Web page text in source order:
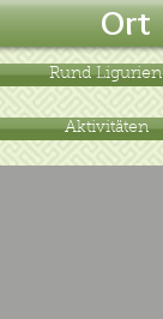
Ort
Rund Ligurien
Aktivitäten